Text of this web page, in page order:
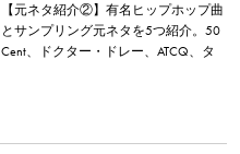
【元ネタ紹介②】有名ヒップホップ曲
とサンプリング元ネタを5つ紹介。50
Cent、ドクター・ドレー、ATCQ、タ